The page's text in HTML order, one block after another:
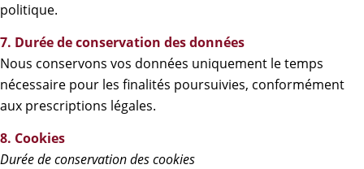
politique.
7. Durée de conservation des données
Nous conservons vos données uniquement le temps
nécessaire pour les finalités poursuivies, conformément
aux prescriptions légales.
8. Cookies
Durée de conservation des cookies